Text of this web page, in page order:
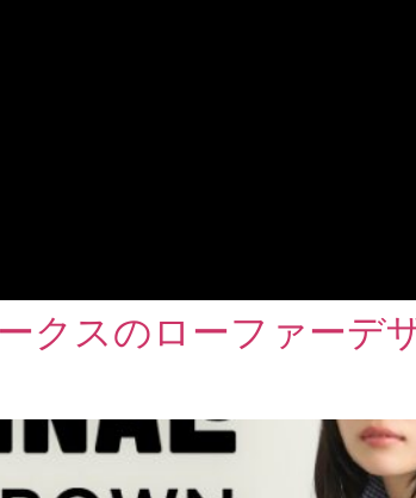
クスのローファーデ